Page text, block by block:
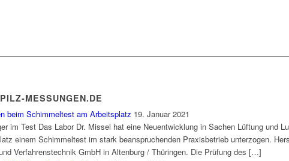
MESSUNGEN.DE
beim Schimmeltest am Arbeitsplatz 19. Januar 2021
im Test Das Labor Dr. Missel hat eine Neuentwicklung in Sachen Lüftung und
einem Schimmeltest im stark beanspruchenden Praxisbetrieb unterzogen.
Verfahrenstechnik GmbH in Altenburg / Thüringen. Die Prüfung des […]